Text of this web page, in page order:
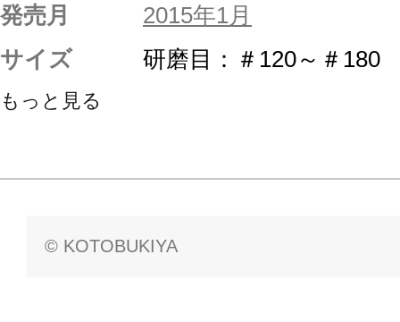
発売月
2015年1月
サイズ
研磨目：＃120～＃180
もっと見る
© KOTOBUKIYA